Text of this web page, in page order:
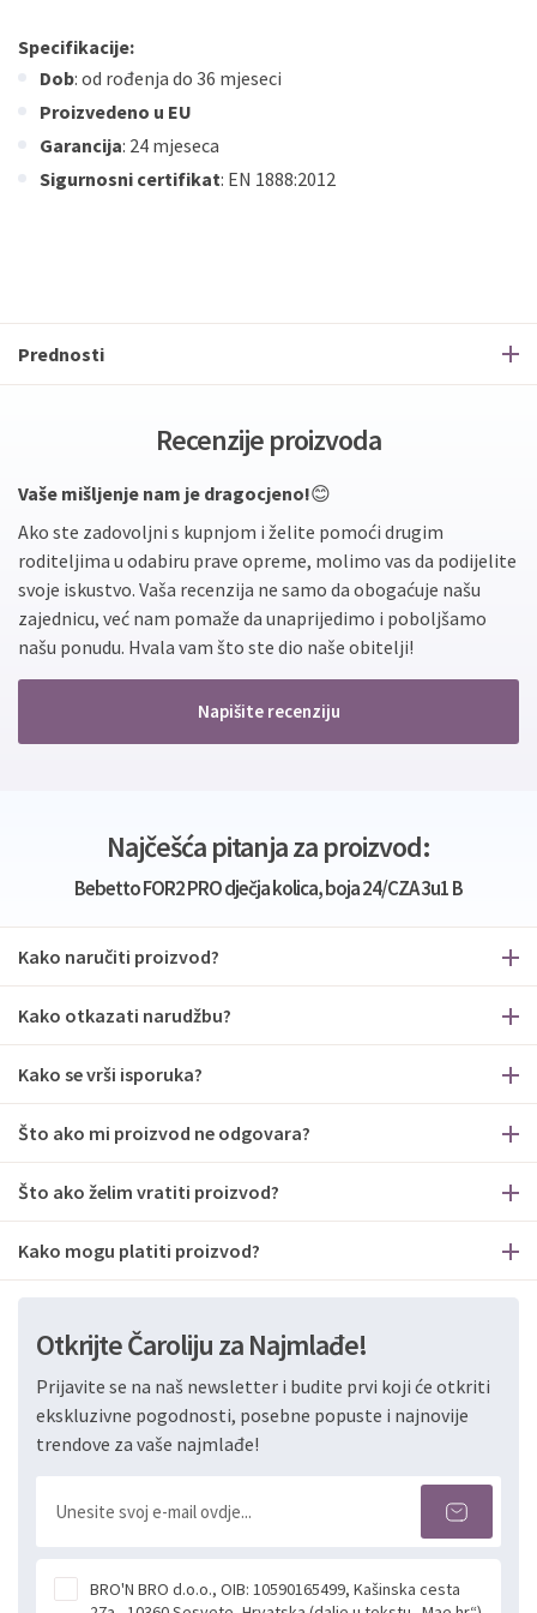
Specifikacije:
Dob: od rođenja do 36 mjeseci
Proizvedeno u EU
Garancija: 24 mjeseca
Sigurnosni certifikat: EN 1888:2012
Prednosti
Recenzije proizvoda
Vaše mišljenje nam je dragocjeno!😊
Ako ste zadovoljni s kupnjom i želite pomoći drugim
roditeljima u odabiru prave opreme, molimo vas da podijelite
svoje iskustvo. Vaša recenzija ne samo da obogaćuje našu
zajednicu, već nam pomaže da unaprijedimo i poboljšamo
našu ponudu. Hvala vam što ste dio naše obitelji!
Napišite recenziju
Najčešća pitanja za proizvod:
Bebetto FOR2 PRO dječja kolica, boja 24/CZA 3u1 B
Kako naručiti proizvod?
Kako otkazati narudžbu?
Kako se vrši isporuka?
Što ako mi proizvod ne odgovara?
Što ako želim vratiti proizvod?
Kako mogu platiti proizvod?
Otkrijte Čaroliju za Najmlađe!
Prijavite se na naš newsletter i budite prvi koji će otkriti
ekskluzivne pogodnosti, posebne popuste i najnovije
trendove za vaše najmlađe!
BRO'N BRO d.o.o., OIB: 10590165499, Kašinska cesta